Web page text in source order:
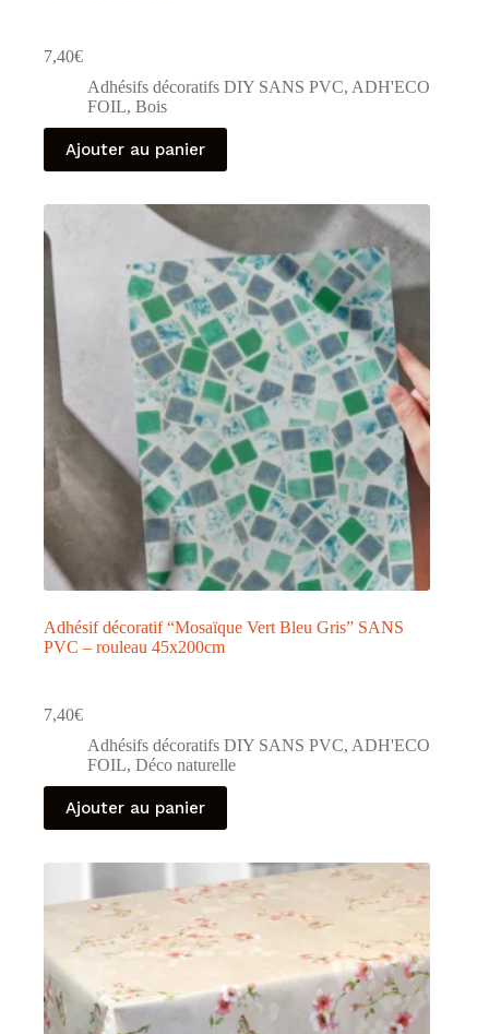
7,40€
Adhésifs décoratifs DIY SANS PVC, ADH'ECO
FOIL, Bois
Ajouter au panier
Adhésif décoratif “Mosaïque Vert Bleu Gris” SANS
PVC – rouleau 45x200cm
7,40€
Adhésifs décoratifs DIY SANS PVC, ADH'ECO
FOIL, Déco naturelle
Ajouter au panier